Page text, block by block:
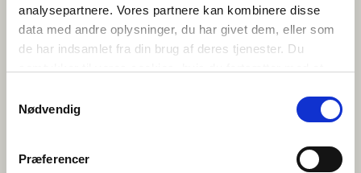
analysepartnere. Vores partnere kan kombinere disse
data med andre oplysninger, du har givet dem, eller som
de har indsamlet fra din brug af deres tjenester. Du
Nødvendig
Præferencer
norden.is
norden.no